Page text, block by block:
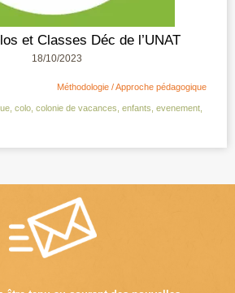
et Classes Déc de l’UNAT
18/10/2023
Méthodologie / Approche pédagogique
colo colonie de vacances enfants evenement